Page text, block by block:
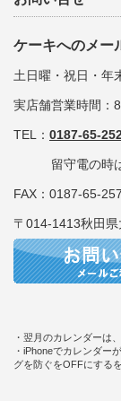
ケーキへのメー
土日曜・祝日・年
実店舗営業時間：
TEL： 0187-65-
留守電の時は
FAX：0187-65-
〒014-1413秋田
・翌月のカレンダーは
・iPhoneでカレンダ
グを防ぐをOFFにする